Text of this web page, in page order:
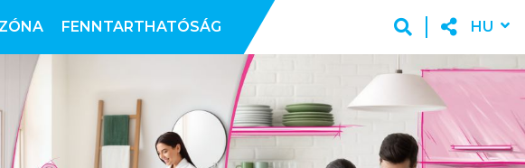
FENNTARTHATÓSÁG HU